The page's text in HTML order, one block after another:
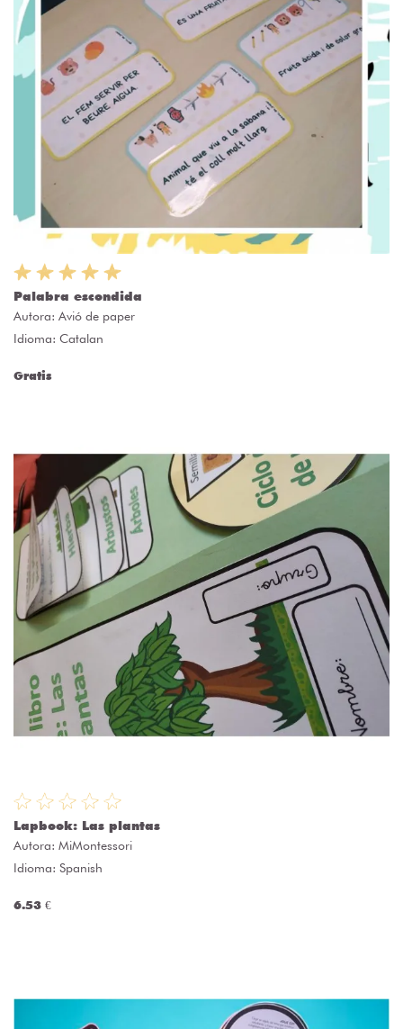
Palabra escondida
Autora: Avió de paper
Idioma: Catalan
Gratis
Lapbook: Las plantas
Autora: MiMontessori
Idioma: Spanish
6.53 €